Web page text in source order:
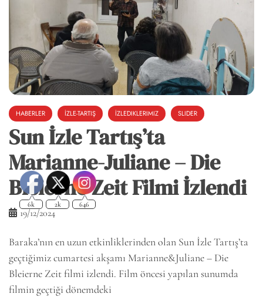
HABERLER İZLE-TARTIŞ İZLEDIKLERIMIZ SLIDER
Sun İzle Tartış’ta
Marianne-Juliane – Die
Bleierne Zeit Filmi İzlendi
19/12/2024
Baraka’nın en uzun etkinliklerinden olan Sun İzle Tartış’ta
geçtiğimiz cumartesi akşamı Marianne&Juliane – Die
Bleierne Zeit filmi izlendi. Film öncesi yapılan sunumda
filmin geçtiği dönemdeki
6k 2k 646